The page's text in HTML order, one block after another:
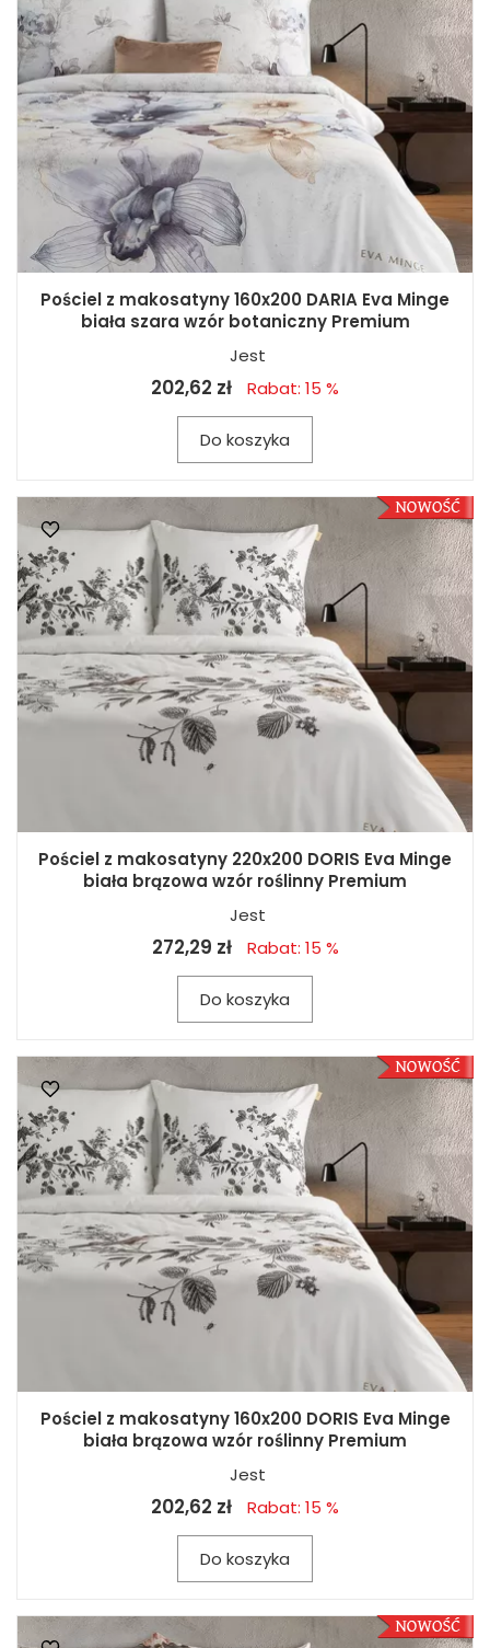
Pościel z makosatyny 160x200 DARIA Eva Minge
biała szara wzór botaniczny Premium
Jest
202,62 zł Rabat: 15 %
Do koszyka
Pościel z makosatyny 220x200 DORIS Eva Minge
biała brązowa wzór roślinny Premium
Jest
272,29 zł Rabat: 15 %
Do koszyka
Pościel z makosatyny 160x200 DORIS Eva Minge
biała brązowa wzór roślinny Premium
Jest
202,62 zł Rabat: 15 %
Do koszyka